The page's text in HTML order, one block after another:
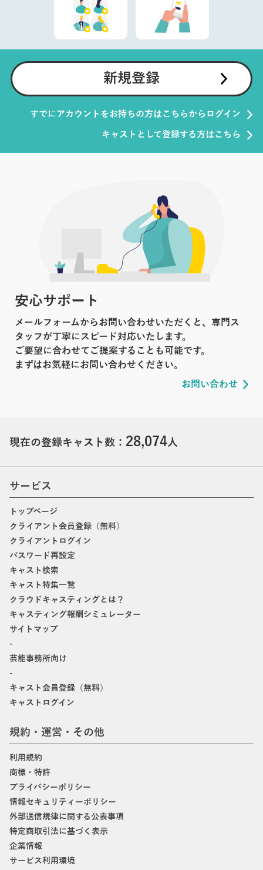
新規登録
すでにアカウントをお持ちの方はこちらからログイン
キャストとして登録する方はこちら
安心サポート
メールフォームからお問い合わせいただくと、専門ス
タッフが丁寧にスピード対応いたします。
ご要望に合わせてご提案することも可能です。
まずはお気軽にお問い合わせください。
お問い合わせ
現在の登録キャスト数： 28,074人
サービス
トップページ
クライアント会員登録（無料）
クライアントログイン
パスワード再設定
キャスト検索
キャスト特集一覧
クラウドキャスティングとは？
キャスティング報酬シミュレーター
サイトマップ
-
芸能事務所向け
-
キャスト会員登録（無料）
キャストログイン
規約・運営・その他
利用規約
商標・特許
プライバシーポリシー
情報セキュリティーポリシー
外部送信規律に関する公表事項
特定商取引法に基づく表示
企業情報
サービス利用環境